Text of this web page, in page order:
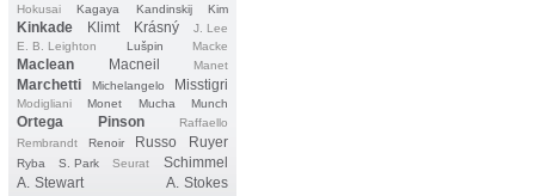
Hokusai
Kagaya Kandinskij Kim
Kinkade Klimt Krásný
J. Lee
E. B. Leighton
Lušpin Macke
Maclean Macneil Manet
Marchetti Michelangelo Misstigri
Modigliani Monet Mucha Munch
Ortega Pinson
Raffaello
Rembrandt
Renoir Russo Ruyer
Ryba S. Park Seurat
Schimmel
A. Stewart
A. Stokes